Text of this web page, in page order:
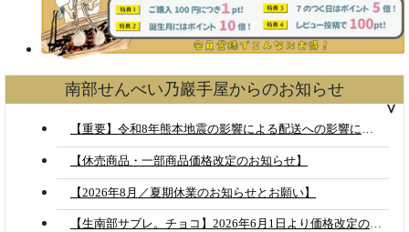
南部せんべい乃巖手屋からのお知らせ
【休売商品・一部商品価格改定のお知らせ】
【2026年8月／夏期休業のお知らせとお願い】
【生南部サブレ。チョコ】2026年6月1日より価格改定のお知らせ